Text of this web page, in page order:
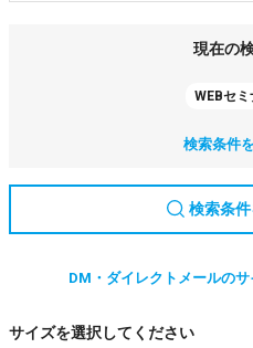
現在の
WEBセミ
検索条件
検索条
DM・ダイレクトメールの
サイズを選択してください